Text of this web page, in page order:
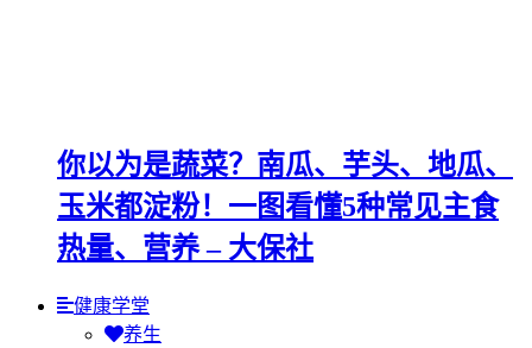
你以为是蔬菜？南瓜、芋头、地瓜、
玉米都淀粉！一图看懂5种常见主食
热量、营养 – 大保社
健康学堂
养生